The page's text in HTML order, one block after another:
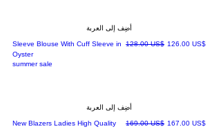
أضِف إلى العربة
Sleeve Blouse With Cuff Sleeve in
Oyster
سعر عادي‏128.00 US$ سعر البيع‏126.00 US$
summer sale
أضِف إلى العربة
New Blazers Ladies High Quality
سعر عادي‏169.00 US$ سعر البيع‏167.00 US$